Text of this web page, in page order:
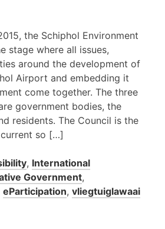
the Schiphol Environment
stage where all issues,
around the development of
Airport and embedding it
come together. The three
government bodies, the
residents. The Council is the
so […]
, International
Government,
eParticipation, vliegtuiglawaai